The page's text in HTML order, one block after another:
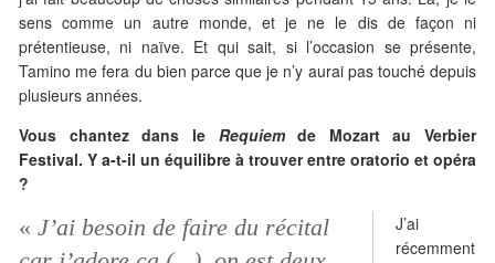
sens comme un autre monde, et je ne le dis de façon ni
prétentieuse, ni naïve. Et qui sait, si l’occasion se présente,
Tamino me fera du bien parce que je n’y aurai pas touché depuis
plusieurs années.
Vous chantez dans le Requiemde Mozart au Verbier
Festival. Y a-t-il un équilibre à trouver entre oratorio et opéra
?
« J’ai besoin de faire du récital
J’ai
récemment